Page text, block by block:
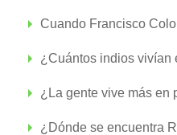
Cuando Francisco
¿Cuántos indios vivían
¿La gente vive más en
¿Dónde se encuentra